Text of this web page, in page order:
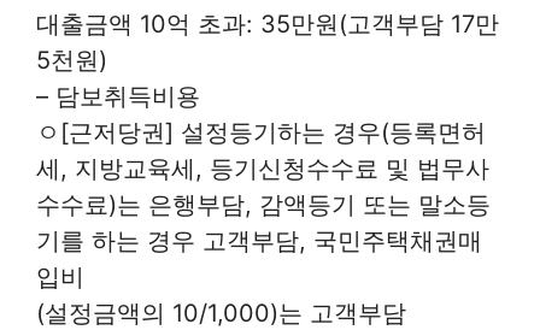
대출금액 10억 초과: 35만원(고객부담 17만
5천원)
– 담보취득비용
ㅇ[근저당권] 설정등기하는 경우(등록면허
세, 지방교육세, 등기신청수수료 및 법무사
수수료)는 은행부담, 감액등기 또는 말소등
기를 하는 경우 고객부담, 국민주택채권매
입비
(설정금액의 10/1,000)는 고객부담